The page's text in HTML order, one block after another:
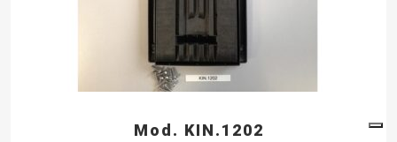
Mod. KIN.1202